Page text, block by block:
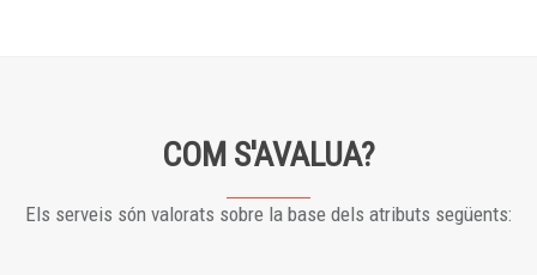
COM S'AVALUA?
Els serveis són valorats sobre la base dels atributs següents: